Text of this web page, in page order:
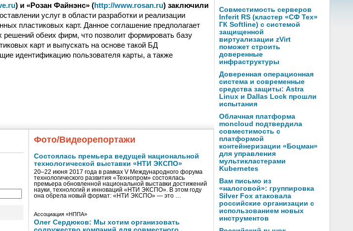
) и «Розан Файнэнс» (http://www.rosan.ru) заключили
услуг в области разработки и реализации
пластиковых карт. Данное соглашение предполагает
решений обеих фирм, что позволит формировать базу
карт и выпускать на основе такой БД
идентификацию пользователя карты, а также
Фото/Видеорепортажи
Состоялась премьера ведущей национальной
технологической выставки «НТИ ЭКСПО»
20–22 июня 2017 года в рамках V Международного форума
технологического развития «Технопром» состоялась
премьера обновленной национальной выставки достижений
науки, технологий и инноваций «НТИ ЭКСПО». В этом году
она обрела новый формат: «НТИ ЭКСПО» — это …
Ассоциация «НППА»
Олег Сердюков: Мы хотим организовать
Совместимость серверов
Inferit RS (кластер «СФ Тех»
ГК Softline) с системой
защищенной
виртуализации zVirt
поможет строить
доверенные
инфраструктуры
Доверенная операционная
система и современные
средства защиты: Astra
Linux и Dallas Lock прошли
испытания
Облачная платформа
moncloud подтвердила
совместимость с
платформой
контейнеризации «Боцман»
для управления
мультикластерами
Kubernetes
Вам письмо из
«налоговой»: группировка
Silver Fox атаковала
российские организации с
использованием новых
инструментов